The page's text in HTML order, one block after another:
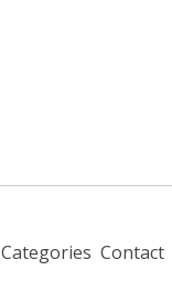
Categories Contact